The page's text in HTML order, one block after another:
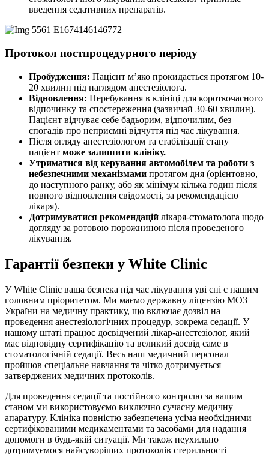
введення седативних препаратів.
Протокол постпроцедурного періоду
Пробудження: Пацієнт м’яко прокидається протягом 10-
20 хвилин під наглядом анестезіолога.
Відновлення: Перебування в клініці для короткочасного
відпочинку та спостереження (зазвичай 30-60 хвилин).
Пацієнт відчуває себе бадьорим, відпочилим, без
спогадів про неприємні відчуття під час лікування.
Після огляду анестезіологом та стабілізації стану
пацієнт може залишити клініку.
Утриматися від керування автомобілем та роботи з
небезпечними механізмами протягом дня (орієнтовно,
до наступного ранку, або як мінімум кілька годин після
повного відновлення свідомості, за рекомендацією
лікаря).
Дотримуватися рекомендацій лікаря-стоматолога щодо
догляду за ротовою порожниною після проведеного
лікування.
Гарантії безпеки у White Clinic
У White Clinic ваша безпека під час лікування уві сні є нашим
головним пріоритетом. Ми маємо державну ліцензію МОЗ
України на медичну практику, що включає дозвіл на
проведення анестезіологічних процедур, зокрема седації. У
нашому штаті працює досвідчений лікар-анестезіолог, який
має відповідну сертифікацію та великий досвід саме в
стоматологічній седації. Весь наш медичний персонал
пройшов спеціальне навчання та чітко дотримується
затверджених медичних протоколів.
Для проведення седації та постійного контролю за вашим
станом ми використовуємо виключно сучасну медичну
апаратуру. Клініка повністю забезпечена усіма необхідними
сертифікованими медикаментами та засобами для надання
допомоги в будь-якій ситуації. Ми також неухильно
дотримуємося найсуворіших протоколів стерильності